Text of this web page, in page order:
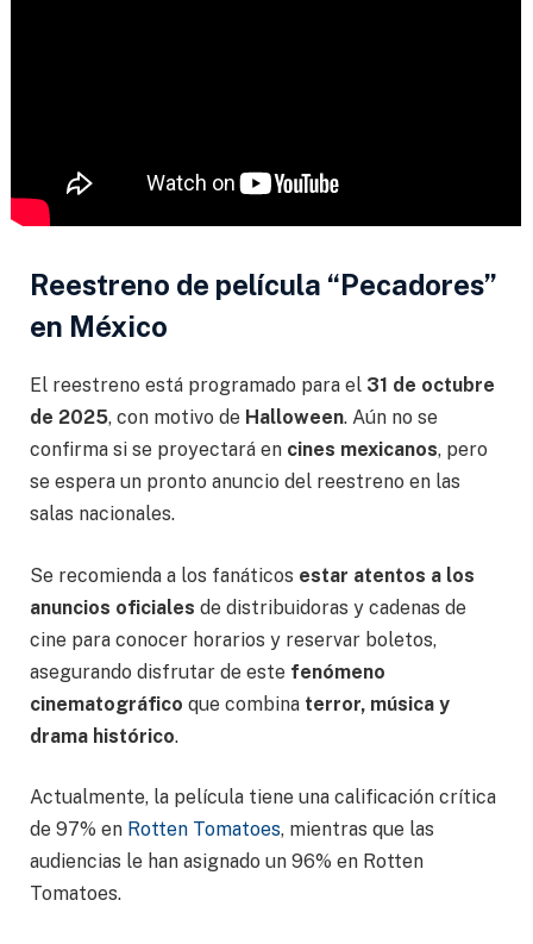
Reestreno de película “Pecadores”
en México
El reestreno está programado para el 31 de octubre
de 2025, con motivo de Halloween. Aún no se
confirma si se proyectará en cines mexicanos, pero
se espera un pronto anuncio del reestreno en las
salas nacionales.
Se recomienda a los fanáticos estar atentos a los
anuncios oficiales de distribuidoras y cadenas de
cine para conocer horarios y reservar boletos,
asegurando disfrutar de este fenómeno
cinematográfico que combina terror, música y
drama histórico.
Actualmente, la película tiene una calificación crítica
de 97% en Rotten Tomatoes, mientras que las
audiencias le han asignado un 96% en Rotten
Tomatoes.